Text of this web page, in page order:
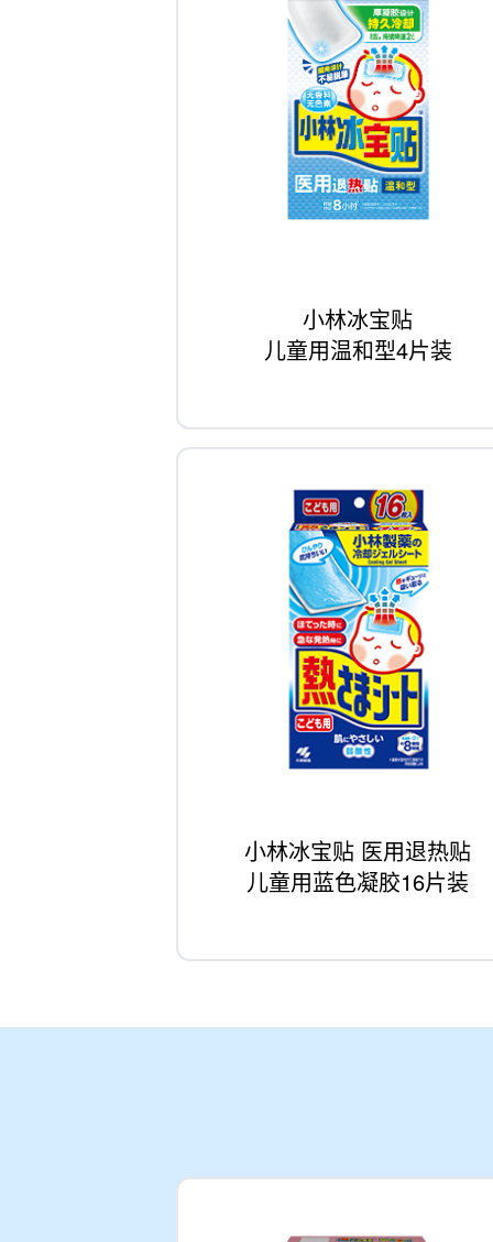
小林冰宝贴
儿童用温和型4片装
小林冰宝贴 医用退热贴
儿童用蓝色凝胶16片装